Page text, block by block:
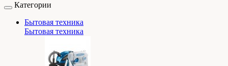
Категории
Бытовая техника
Бытовая техника